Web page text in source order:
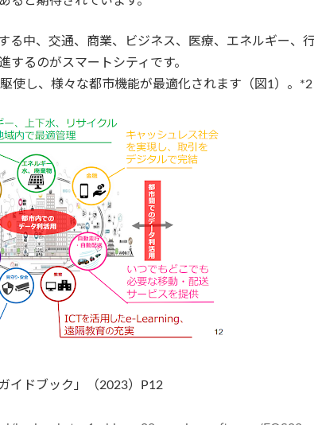
る中、交通、商業、ビジネス、医療、エネルギー、
するのがスマートシティです。
使し、様々な都市機能が最適化されます（図1）。*2
イドブック」（2023）P12